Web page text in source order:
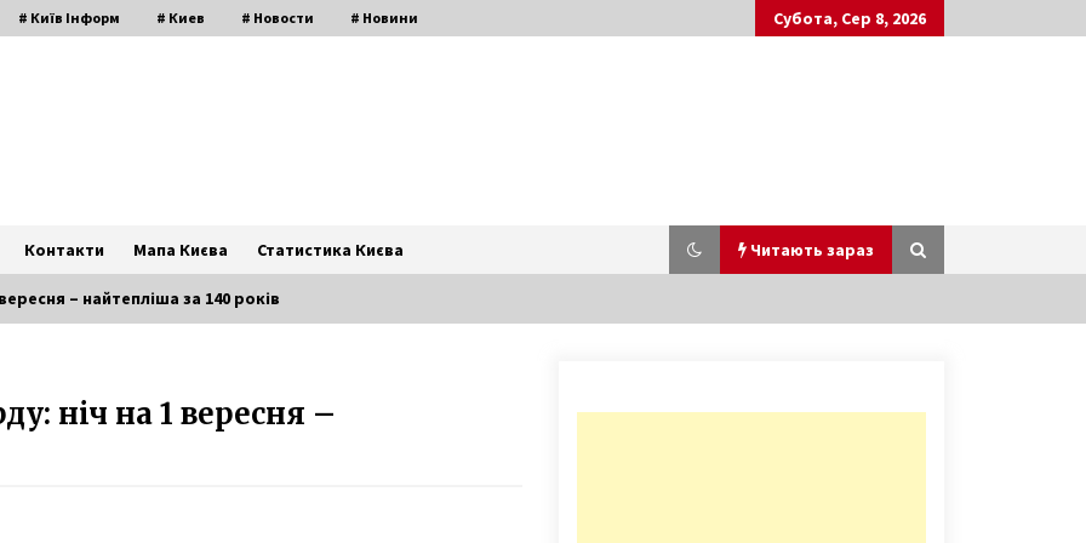
# Київ Інформ # Киев # Новости # Новини Субота, Сер 8, 2026
Контакти Мапа Києва Статистика Києва Читають зараз
четвертого енергоблоку
Чорнобильської АЕС
– найтепліша за 140 років
ніч на 1 вересня –